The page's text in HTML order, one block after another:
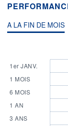
A LA FIN DE MOIS
1er JANV.
1 MOIS
6 MOIS
1 AN
3 ANS